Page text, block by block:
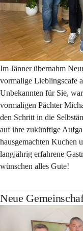
Im Jänner übernahm
vormalige Lieblingscafe
Unbekannten für Sie,
vormaligen Pächter
den Schritt in die
auf ihre zukünftige
hausgemachten Kuchen
langjährig erfahrene
wünschen alles Gute!
Neue